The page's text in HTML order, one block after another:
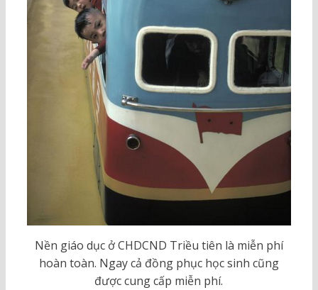
Nền giáo dục ở CHDCND Triều tiên là miễn phí
hoàn toàn. Ngay cả đồng phục học sinh cũng
được cung cấp miễn phí.